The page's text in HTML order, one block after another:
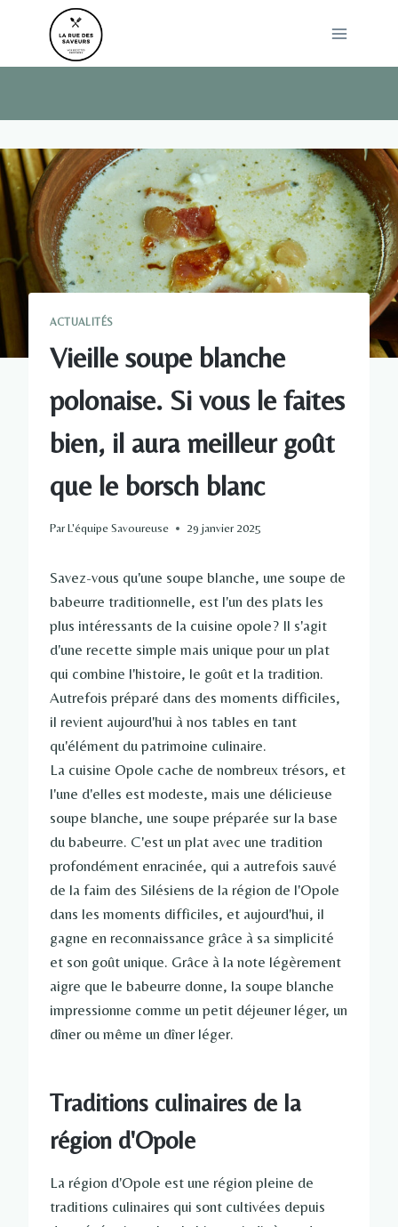
ACTUALITÉS
Vieille soupe blanche
polonaise. Si vous le faites
bien, il aura meilleur goût
que le borsch blanc
ParL'équipe Savoureuse 29 janvier 2025
Savez-vous qu'une soupe blanche, une soupe de
babeurre traditionnelle, est l'un des plats les
plus intéressants de la cuisine opole? Il s'agit
d'une recette simple mais unique pour un plat
qui combine l'histoire, le goût et la tradition.
Autrefois préparé dans des moments difficiles,
il revient aujourd'hui à nos tables en tant
qu'élément du patrimoine culinaire.
La cuisine Opole cache de nombreux trésors, et
l'une d'elles est modeste, mais une délicieuse
soupe blanche, une soupe préparée sur la base
du babeurre. C'est un plat avec une tradition
profondément enracinée, qui a autrefois sauvé
de la faim des Silésiens de la région de l'Opole
dans les moments difficiles, et aujourd'hui, il
gagne en reconnaissance grâce à sa simplicité
et son goût unique. Grâce à la note légèrement
aigre que le babeurre donne, la soupe blanche
impressionne comme un petit déjeuner léger, un
dîner ou même un dîner léger.
Traditions culinaires de la
région d'Opole
La région d'Opole est une région pleine de
traditions culinaires qui sont cultivées depuis